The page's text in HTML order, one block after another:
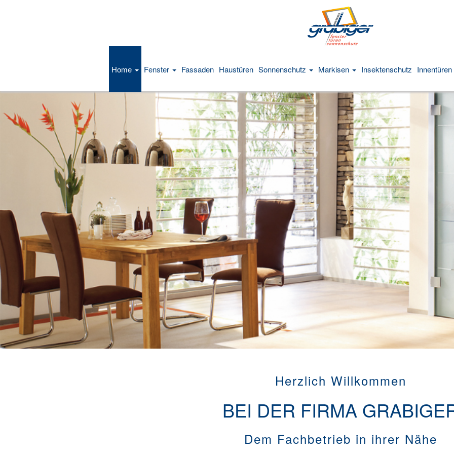
Home Fenster Fassaden Haustüren Sonnenschutz Markisen Insektenschutz Innentüren
3
Herzlich Willkommen
BEI DER FIRMA
Dem Fachbetrieb in ihrer Nähe